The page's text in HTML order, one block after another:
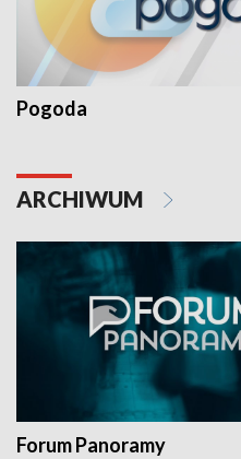
Pogoda
ARCHIWUM
Forum Panoramy